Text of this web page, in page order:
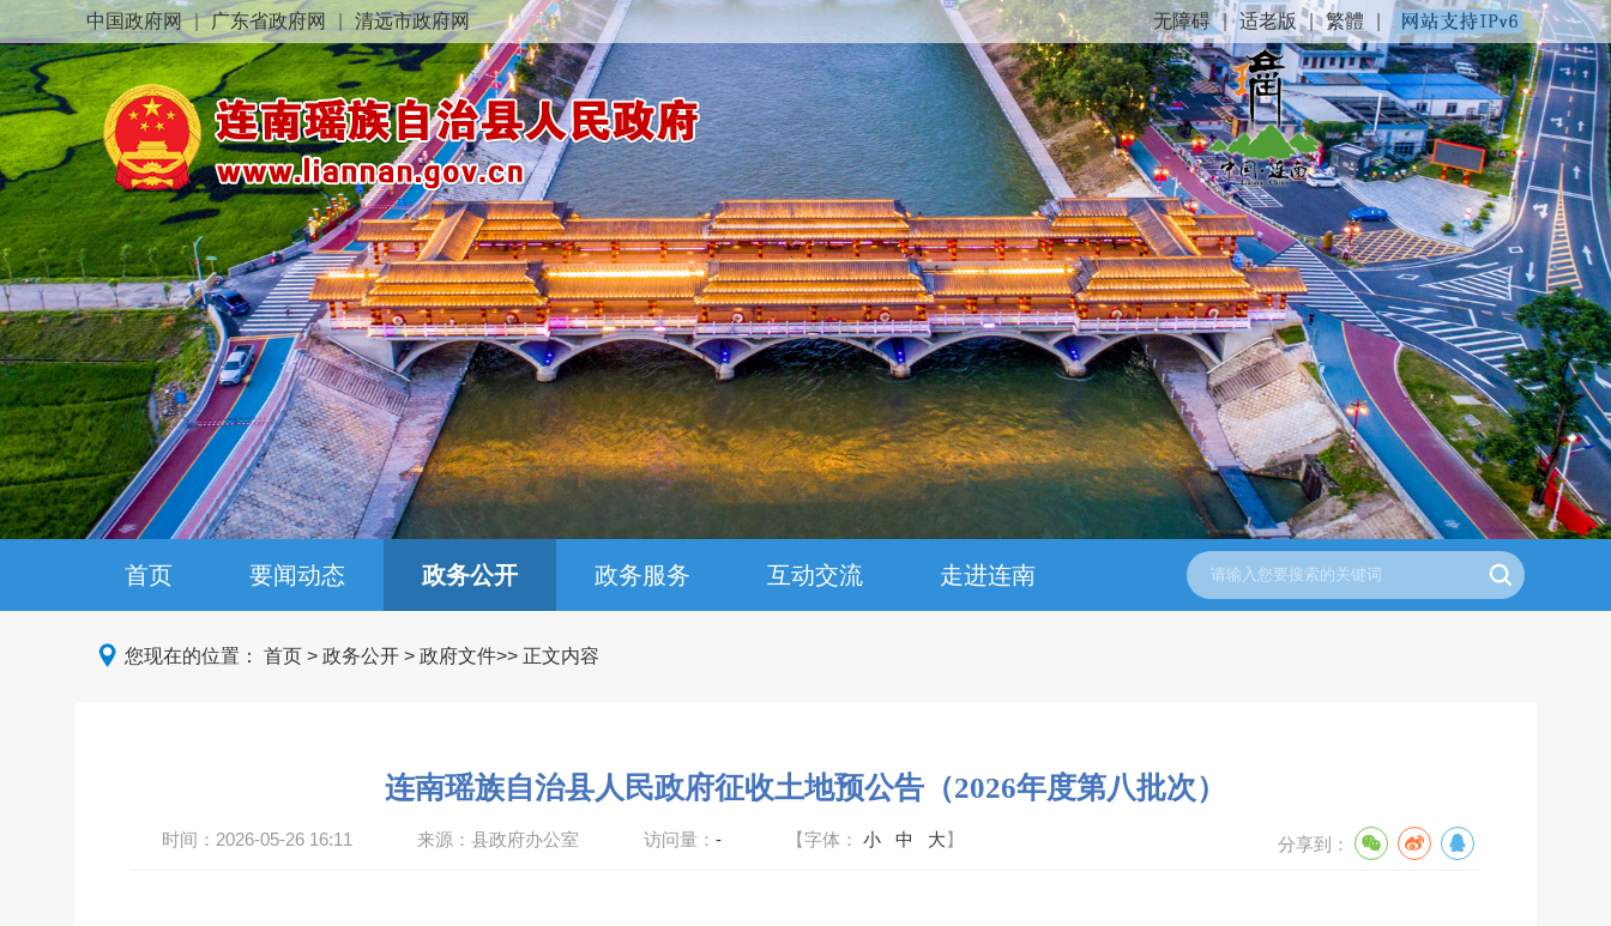
无障碍 | 适老版 繁體
中国政府网 | 广东省政府网 清远市政府网
首页 要闻动态 政务公开 政务服务 互动交流 走进连南
您现在的位置： 首页 > 政务公开 > 政府文件>> 正文内容
连南瑶族自治县人民政府征收土地预公告（2026年度第八批次）
时间： 2026-05-26 16:11 来源：县政府办公室 访问量： - 【字体： 小 中 大】 分享到：